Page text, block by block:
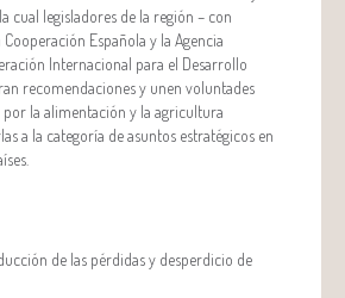
cual legisladores de la región – con
Cooperación Española y la Agencia
Internacional para el Desarrollo
recomendaciones y unen voluntades
la alimentación y la agricultura
a la categoría de asuntos estratégicos en
de las pérdidas y desperdicio de